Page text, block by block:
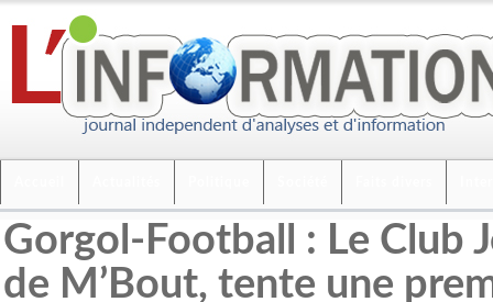
Gorgol-Football : Le Club
de M’Bout, tente une